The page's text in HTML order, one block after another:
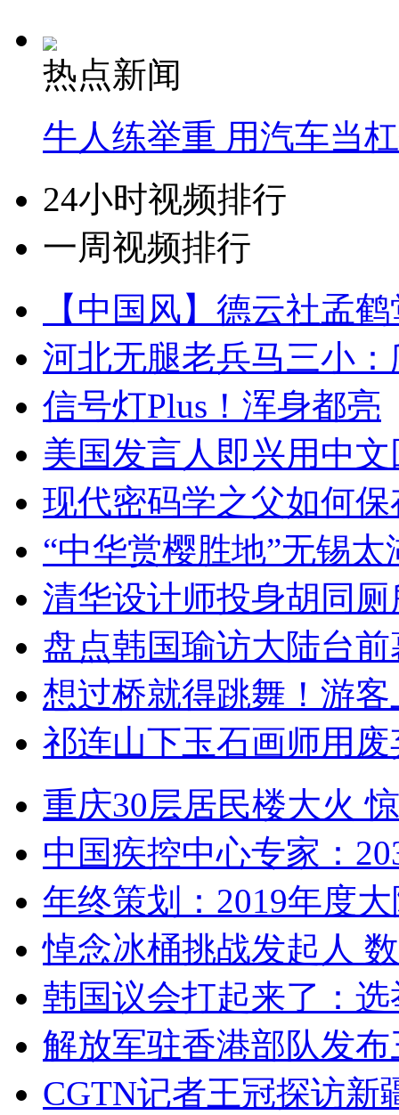
热点新闻
牛人练举重 用汽车当
24小时视频排行
一周视频排行
【中国风】德云社孟
河北无腿老兵马三小
信号灯Plus！浑身都亮
美国发言人即兴用中
现代密码学之父如何
“中华赏樱胜地”无锡
清华设计师投身胡同
盘点韩国瑜访大陆台
想过桥就得跳舞！游客
祁连山下玉石画师用
重庆30层居民楼大火
中国疾控中心专家：
年终策划：2019年度
悼念冰桶挑战发起人
韩国议会打起来了：
解放军驻香港部队发
CGTN记者王冠探访新